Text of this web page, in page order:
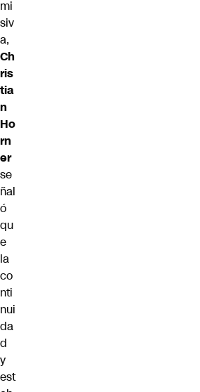
mi
siv
a,
Ch
ris
tia
n
Ho
rn
er
se
ñal
ó
qu
e
la
co
nti
nui
da
d
y
est